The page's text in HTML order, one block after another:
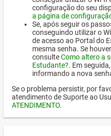
configuração do seu
a página de
Se, após seguir os
conseguindo utilizar o
de acesso ao Portal do
mesma senha. Se
consulteComo altero a
Estudante?. Em
informando a nova
Se o problema persistir, por
atendimento de Suporte ao
ATENDIMENTO.